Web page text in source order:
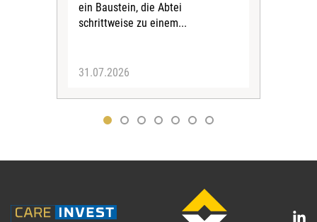
ein Baustein, die Abtei
schrittweise zu einem...
31.07.2026